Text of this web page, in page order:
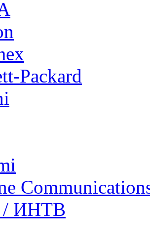
Packard
/ ИНТВ